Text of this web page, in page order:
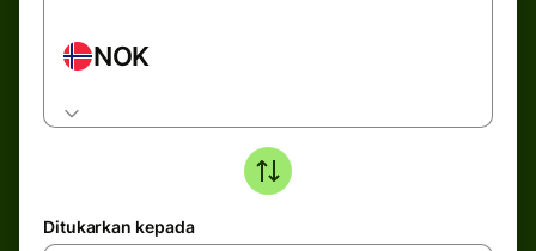
NOK
Ditukarkan kepada